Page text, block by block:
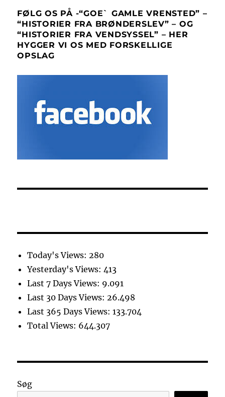
FØLG OS PÅ -“GOE` GAMLE VRENSTED” –
“HISTORIER FRA BRØNDERSLEV” – OG
“HISTORIER FRA VENDSYSSEL” – HER
HYGGER VI OS MED FORSKELLIGE
OPSLAG
Today's Views:280
Yesterday's Views:413
Last 7 Days Views: 9.091
Last 30 Days Views:26.498
Last 365 Days Views:133.704
Total Views: 644.307
Søg